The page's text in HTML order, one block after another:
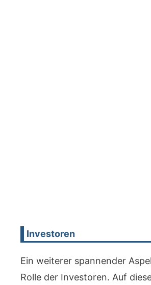
Investoren
Ein weiterer spannender
Rolle der Investoren. Auf